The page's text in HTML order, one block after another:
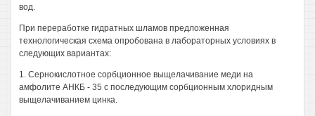
вод.
При переработке гидратных шламов предложенная
технологическая схема опробована в лабораторных условиях в
следующих вариантах:
1. Сернокислотное сорбционное выщелачивание меди на
амфолите АНКБ - 35 с последующим сорбционным хлоридным
выщелачиванием цинка.